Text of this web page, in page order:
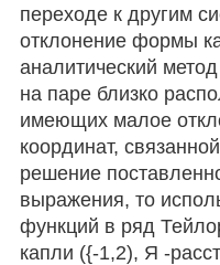
переходе к другим
отклонение формы
аналитический
на паре близко
имеющих малое
координат,
решение
выражения, то
функций в ряд
капли ({-1,2), Я -